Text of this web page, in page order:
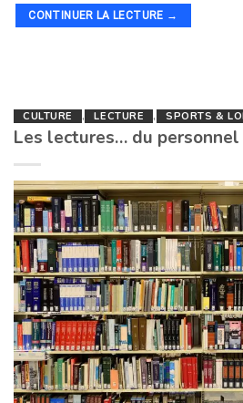
CONTINUER LA LECTURE →
CULTURE , LECTURE , SPORTS &
Les lectures… du